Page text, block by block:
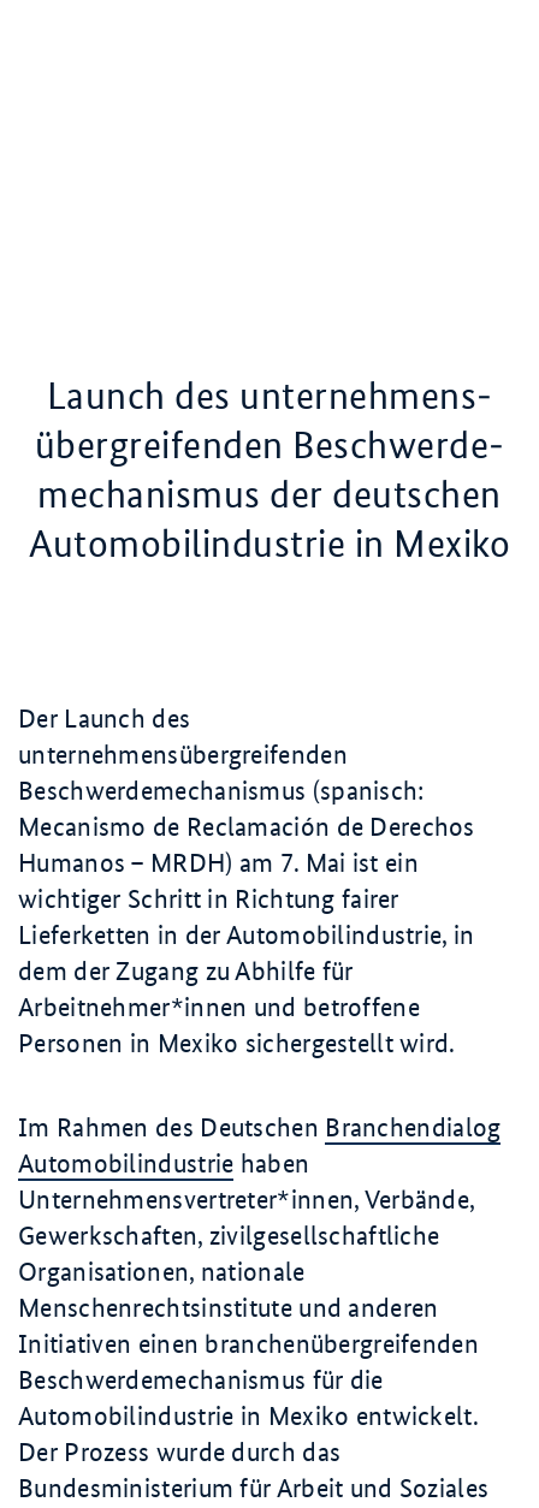
Launch des unternehmens­
übergreifenden Beschwerde­
mechanismus der deutschen
Automobilindustrie in Mexiko
Der Launch des
unternehmensübergreifenden
Beschwerdemechanismus (spanisch:
Mecanismo de Reclamación de Derechos
Humanos – MRDH) am 7. Mai ist ein
wichtiger Schritt in Richtung fairer
Lieferketten in der Automobil­industrie, in
dem der Zugang zu Abhilfe für
Arbeitnehmer*innen und betroffene
Personen in Mexiko sichergestellt wird.
Im Rahmen des Deutschen Branchendialog
Automobilindustrie haben
Unternehmensvertreter*innen, Verbände,
Gewerkschaften, zivilgesell­schaftliche
Organisationen, nationale
Menschenrechtsinstitute und anderen
Initiativen einen branchenübergreifenden
Beschwerdemechanismus für die
Automobilindustrie in Mexiko entwickelt.
Der Prozess wurde durch das
Bundesministerium für Arbeit und Soziales